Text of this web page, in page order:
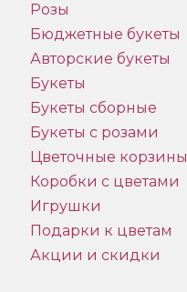
Розы
Бюджетные букеты
Авторские букеты
Букеты
Букеты сборные
Букеты с розами
Цветочные корзины
Коробки с цветами
Игрушки
Подарки к цветам
Акции и скидки